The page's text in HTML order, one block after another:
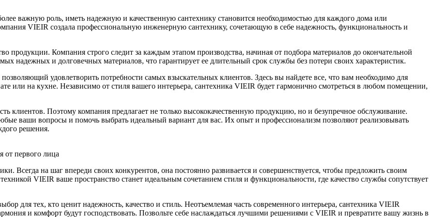
важную роль, иметь надежную и качественную сантехнику становится необходимостью для каждого дома или
VIEIR создала профессиональную инженерную сантехнику, сочетающую в себе надежность, функциональность и
продукции. Компания строго следит за каждым этапом производства, начиная от подбора материалов до окончательной
надежных и долговечных материалов, что гарантирует ее длительный срок службы без потери своих характеристик.
удовлетворить потребности самых взыскательных клиентов. Здесь вы найдете все, что вам необходимо для
или на кухне. Независимо от стиля вашего интерьера, сантехника VIEIR будет гармонично смотреться в любом помещении,
клиентов. Поэтому компания предлагает не только высококачественную продукцию, но и безупречное обслуживание.
ваши вопросы и помочь выбрать идеальный вариант для вас. Их опыт и профессионализм позволяют реализовывать
решения.
от первого лица
Всегда на шаг впереди своих конкурентов, она постоянно развивается и совершенствуется, чтобы предложить своим
VIEIR ваше пространство станет идеальным сочетанием стиля и функциональности, где качество службы сопутствует
для тех, кто ценит надежность, качество и стиль. Неотъемлемая часть современного интерьера, сантехника VIEIR
и комфорт будут господствовать. Позвольте себе наслаждаться лучшими решениями с VIEIR и превратите вашу жизнь в